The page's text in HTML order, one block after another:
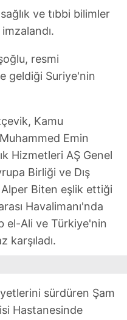
ve tıbbi bilimler
resmi
geldiği Suriye'nin
Kamu
Emin
Hizmetleri AŞ Genel
Birliği ve Dış
Biten eşlik ettiği
Havalimanı'nda
el-Ali ve Türkiye'nin
karşıladı.
sürdüren Şam
Hastanesinde